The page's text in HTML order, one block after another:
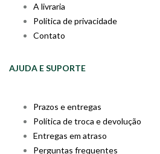
A livraria
Política de privacidade
Contato
AJUDA E SUPORTE
Prazos e entregas
Política de troca e devolução
Entregas em atraso
Perguntas frequentes